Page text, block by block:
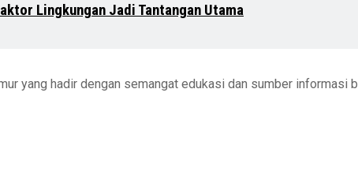
Lingkungan Jadi Tantangan Utama
yang hadir dengan semangat edukasi dan sumber